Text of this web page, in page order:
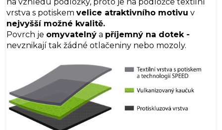
na vzhledu podložky, proto je na podložce textilní
vrstva s potiskem velice atraktivního motivu v
nejvyšší možné kvalitě.
Povrch je omyvatelný a příjemný na dotek -
nevznikají tak žádné otlačeniny nebo mozoly.